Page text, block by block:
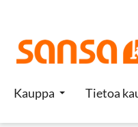
Kauppa Tietoa